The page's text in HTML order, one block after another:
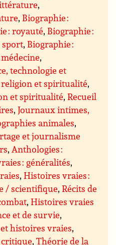
,
, Biographie :
: royauté, Biographie :
sport, Biographie :
,
technologie et
religion et spiritualité,
et spiritualité,Recueil
,Journaux intimes,
animales,
et journalisme
,Anthologies :
: généralités,
,Histoires vraies :
/ scientifique,Récits de
,Histoires vraies
et de survie,
histoires vraies,
,Théorie de la